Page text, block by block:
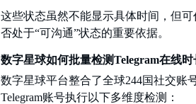
这些状态虽然不能显示具体时间，但
否处于“可沟通”状态的重要依据。
数字星球如何批量检测Telegram在线时
数字星球平台整合了全球244国社交账
Telegram账号执行以下多维度检测：